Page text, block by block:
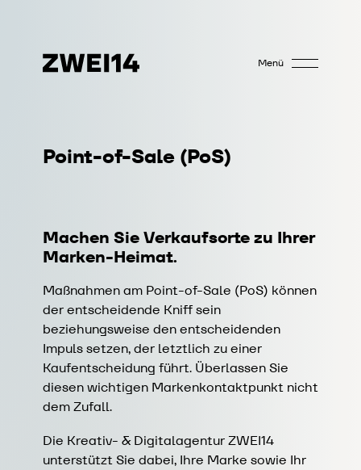
Menü
Point-of-Sale (PoS)
Machen Sie Verkaufsorte zu Ihrer
Marken-Heimat.
Maßnahmen am Point-of-Sale (PoS) können
der entscheidende Kniff sein
beziehungsweise den entscheidenden
Impuls setzen, der letztlich zu einer
Kaufentscheidung führt. Überlassen Sie
diesen wichtigen Markenkontaktpunkt nicht
dem Zufall.
Die Kreativ- & Digitalagentur ZWEI14
unterstützt Sie dabei, Ihre Marke sowie Ihr